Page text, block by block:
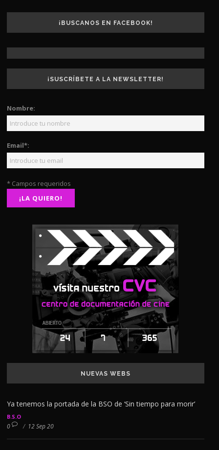
¡BUSCANOS EN FACEBOOK!
¡SUSCRÍBETE A LA NEWSLETTER!
Nombre:
Email*:
* Campos requeridos
NUEVAS WEBS
Ya tenemos la portada de la BSO de ‘Sin tiempo para morir’
B.S.O
0 / 12 Sep 20